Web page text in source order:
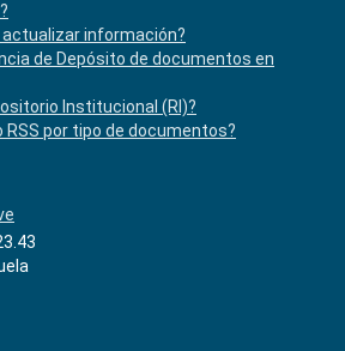
actualizar información?
de Depósito de documentos en
Institucional (RI)?
RSS por tipo de documentos?